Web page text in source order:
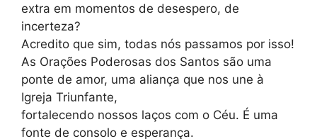
extra em momentos de desespero, de
incerteza?
Acredito que sim, todas nós passamos por isso!
As Orações Poderosas dos Santos são uma
ponte de amor, uma aliança que nos une à
Igreja Triunfante,
fortalecendo nossos laços com o Céu. É uma
fonte de consolo e esperança.